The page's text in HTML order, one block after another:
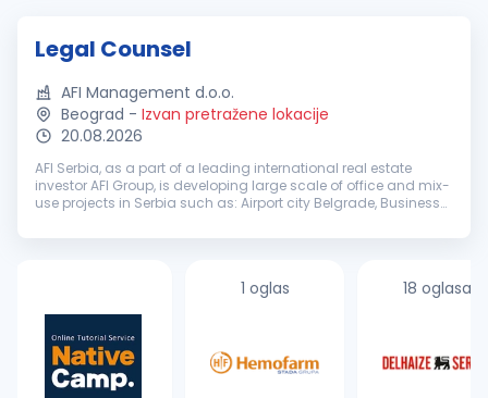
Legal Counsel
AFI Management d.o.o.
Beograd - Izvan pretražene lokacije
20.08.2026
AFI Serbia, as a part of a leading international real estate
investor AFI Group, is developing large scale of office and mix-
use projects in Serbia such as: Airport city Belgrade, Business
1 oglas 18 oglasa